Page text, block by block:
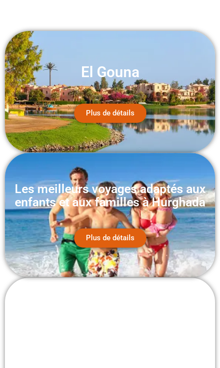
El Gouna
Plus de détails
Les meilleurs voyages adaptés aux
enfants et aux familles à Hurghada
Plus de détails